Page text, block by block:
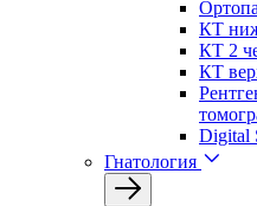
КТ
КТ 2
КТ
Digital
Гнатология